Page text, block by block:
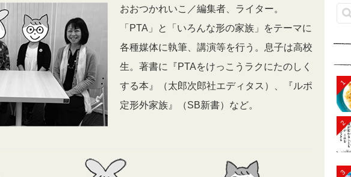
おおつかれいこ／編集者、ライター。
「PTA」と「いろんな形の家族」をテーマに
各種媒体に執筆、講演等を行う。息子は高校
生。著書に『PTAをけっこうラクにたのしく
する本』（太郎次郎社エディタス）、『ルポ
定形外家族』（SB新書）など。
1
2
3